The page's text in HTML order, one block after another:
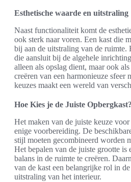
Esthetische waarde en uitstraling
Naast functionaliteit komt de
ook sterk naar voren. Een kast die
bij aan de uitstraling van de ruimte.
die aansluit bij de algehele
alleen als opslag dient, maar ook
creëren van een harmonieuze sfeer
keuzes maakt een wereld van
Hoe Kies je de Juiste Opbergkast?
Het maken van de juiste keuze
enige voorbereiding. De
stijl moeten gecombineerd worden
Het bepalen van de juiste grootte is
balans in de ruimte te creëren.
van de kast een belangrijke rol in
uitstraling van het interieur.